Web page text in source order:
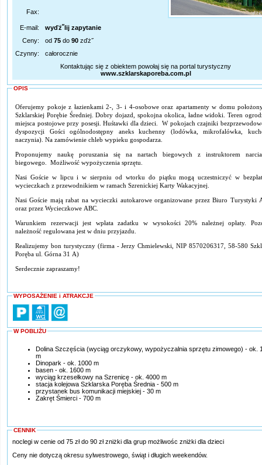
Fax:
E-mail:
wyďż˝lij zapytanie
Ceny:
od 75 do 90 zďż˝
Czynny:
całorocznie
Kontaktując się z obiektem powołaj się na portal turystyczny
www.szklarskaporeba.com.pl
OPIS
Oferujemy pokoje z łazienkami 2-, 3- i 4-osobowe oraz apartamenty w domu
Szklarskiej Porębie Średniej. Dobry dojazd, spokojna okolica, ładne widoki. Teren
miejsca postojowe przy posesji. Huśtawki dla dzieci. W pokojach czajniki
dyspozycji Gości ogólnodostępny aneks kuchenny (lodówka, mikrofalówka,
naczynia). Na zamówienie chleb wypieku gospodarza.
Proponujemy naukę poruszania się na nartach biegowych z instruktorem
biegowego. Możliwość wypożyczenia sprzętu.
Nasi Goście w lipcu i w sierpniu od wtorku do piątku mogą uczestniczyć w
wycieczkach z przewodnikiem w ramach Szrenickiej Karty Wakacyjnej.
Nasi Goście mają rabat na wycieczki autokarowe organizowane przez Biuro Turystyki
oraz przez Wycieczkowe ABC.
Warunkiem rezerwacji jest wpłata zadatku w wysokości 20% należnej opłaty.
należność regulowana jest w dniu przyjazdu.
Realizujemy bon turystyczny (firma - Jerzy Chmielewski, NIP 8570206317, 58-580
Poręba ul. Górna 31 A)
Serdecznie zapraszamy!
WYPOSAŻENIE i ATRAKCJE
W POBLIŻU
Dolina Szczęścia (wyciąg orczykowy, wypożyczalnia sprzętu zimowego) - ok.
m
Dinopark - ok. 1000 m
basen - ok. 1600 m
wyciąg krzesełkowy na Szrenicę - ok. 4000 m
stacja kolejowa Szklarska Poręba Średnia - 500 m
przystanek bus komunikacji miejskiej - 30 m
Zakręt Śmierci - 700 m
CENNIK
noclegi w cenie od 75 zł do 90 zł zniżki dla grup możliwośc zniżki dla dzieci
Ceny nie dotyczą okresu sylwestrowego, świąt i długich weekendów.